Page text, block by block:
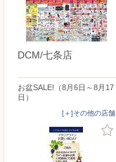
DCM/七条店
お盆SALE!（8月6日～8月17
日）
[＋]その他の店舗